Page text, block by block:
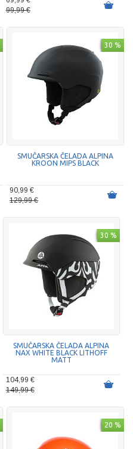
99,99 €
30 %
SMUČARSKA ČELADA ALPINA
KROON MIPS BLACK
90,99 €
129,99 €
30 %
SMUČARSKA ČELADA ALPINA
NAX WHITE BLACK LITHOFF
MATT
104,99 €
149,99 €
20 %